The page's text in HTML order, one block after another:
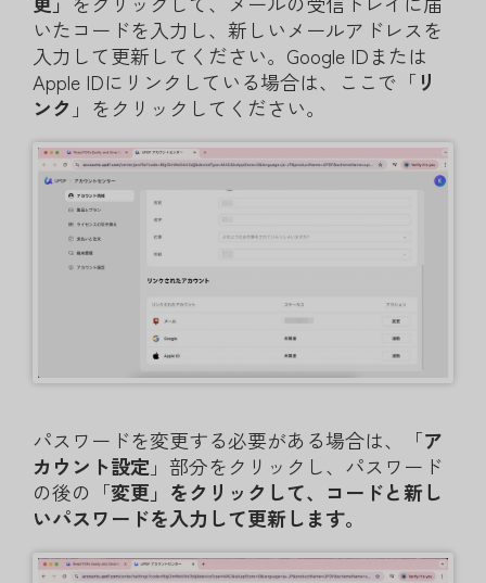
いたコードを入力し、新しいメールアドレスを
入力して更新してください。Google IDまたは
Apple IDにリンクしている場合は、ここで「 リ
ンク 」をクリックしてください。
パスワードを変更する必要がある場合は、「ア
カウント設定 」部分をクリックし、パスワード
の後の「変更」をクリックして、コードと新し
いパスワードを入力して更新します。